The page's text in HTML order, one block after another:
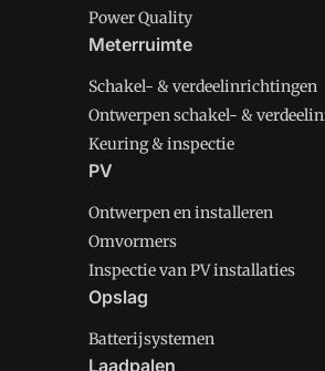
Power Quality
Meterruimte
Schakel- & verdeelinrichtingen
Ontwerpen schakel- &
Keuring & inspectie
PV
Ontwerpen en installeren
Omvormers
Inspectie van PV installaties
Opslag
Batterijsystemen
Laadpalen